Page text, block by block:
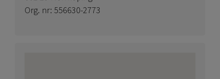
Org. nr: 556630-2773